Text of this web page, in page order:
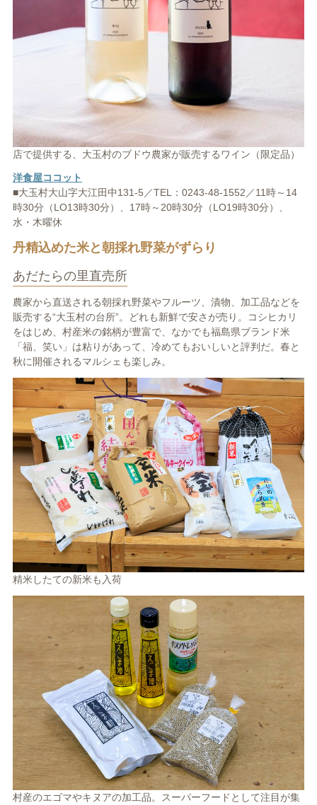
店で提供する、大玉村のブドウ農家が販売するワイン（限定品）
洋食屋ココット
■大玉村大山字大江田中131-5／TEL：0243-48-1552／11時～14
時30分（LO13時30分）、17時～20時30分（LO19時30分）、
水・木曜休
丹精込めた米と朝採れ野菜がずらり
あだたらの里直売所
農家から直送される朝採れ野菜やフルーツ、漬物、加工品などを
販売する“大玉村の台所”。どれも新鮮で安さが売り。コシヒカリ
をはじめ、村産米の銘柄が豊富で、なかでも福島県ブランド米
「福、笑い」は粘りがあって、冷めてもおいしいと評判だ。春と
秋に開催されるマルシェも楽しみ。
精米したての新米も入荷
村産のエゴマやキヌアの加工品。スーパーフードとして注目が集